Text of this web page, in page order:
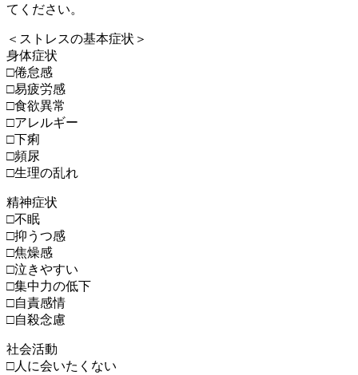
てください。
＜ストレスの基本症状＞
身体症状
□倦怠感
□易疲労感
□食欲異常
□アレルギー
□下痢
□頻尿
□生理の乱れ
精神症状
□不眠
□抑うつ感
□焦燥感
□泣きやすい
□集中力の低下
□自責感情
□自殺念慮
社会活動
□人に会いたくない